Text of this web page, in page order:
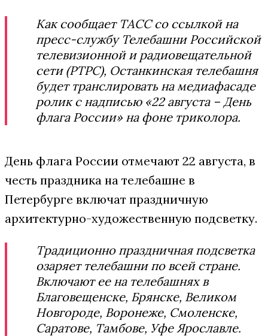
Как сообщает ТАСС со ссылкой на
пресс-службу Телебашни Российской
телевизионной и радиовещательной
сети (РТРС), Останкинская телебашня
будет транслировать на медиафасаде
ролик с надписью «22 августа – День
флага России» на фоне триколора.
День флага России отмечают 22 августа, в
честь праздника на телебашне в
Петербурге включат праздничную
архитектурно-художественную подсветку.
Традиционно праздничная подсветка
озаряет телебашни по всей стране.
Включают ее на телебашнях в
Благовещенске, Брянске, Великом
Новгороде, Воронеже, Смоленске,
Саратове, Тамбове, Уфе Ярославле.